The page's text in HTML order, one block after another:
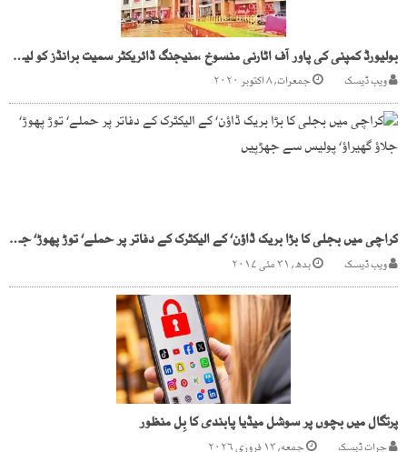
بولیورڈ کمپنی کی پاور آف اٹارنی منسوخ ،منیجنگ ڈائریکٹر سمیت برانڈز کو لیگل نوٹس
ویب ڈیسک جمعرات, ۸ اکتوبر ۲۰۲۰
کراچی میں بجلی کا بڑا بریک ڈاﺅن‘ کے الیکٹرک کے دفاتر پر حملے‘ توڑ پھوڑ‘ جلاﺅ گھیراﺅ‘ پولیس سے جھڑپیں
ویب ڈیسک بدھ, ۳۱ مئی ۲۰۱۷
پرتگال میں بچوں پر سوشل میڈیا پابندی کا بِل منظور